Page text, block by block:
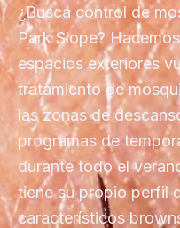
¿Busca control de
Park Slope?
espacios exteriores
tratamiento de
las zonas de
programas de
durante todo el
tiene su propio perfil
característicos